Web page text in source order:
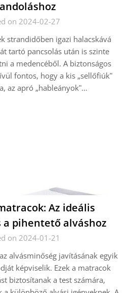
on 2024-02-27
strandidőben igazi halacskává
tartó pancsolás után is szinte
a medencéből. A biztonságos
fontos, hogy a kis „sellőfiúkʺ
az apró „hableányokʺ…
Az ideális
pihentető alváshoz
on 2024-01-21
alvásminőség javításának egyik
képviselik. Ezek a matracok
biztosítanak a test számára,